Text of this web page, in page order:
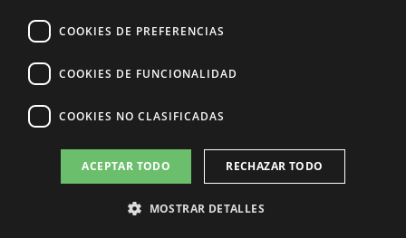
© Ana Manao 2026. Todos los derechos reservados.
COOKIES DE PREFERENCIAS
COOKIES DE FUNCIONALIDAD
COOKIES NO CLASIFICADAS
ACEPTAR TODO RECHAZAR TODO
MOSTRAR DETALLES